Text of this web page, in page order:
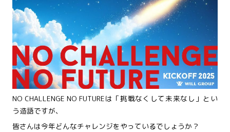
NO CHALLENGE NO FUTUREは「挑戦なくして未来なし」とい
う造語ですが、
皆さんは今年どんなチャレンジをやっているでしょうか？